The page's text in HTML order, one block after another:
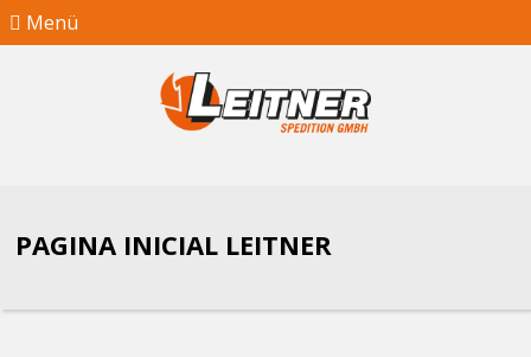
Menü
PAGINA INICIAL LEITNER